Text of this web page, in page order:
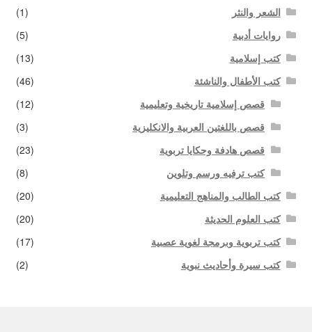
الشعر والنثر
(1)
روايات أدبية
(5)
كتب إسلامية
(13)
كتب الأطفال والناشئة
(46)
قصص إسلامية تاريخية وتعليمية
(12)
قصص باللغتين العربية والانكليزية
(3)
قصص هادفة وحكايا تربوية
(23)
كتب ترفيه ورسم وتلوين
(8)
كتب الطالب والمناهج التعليمية
(20)
كتب العلوم الحديثة
(20)
كتب تربوية وبرمجة لغوية عصبية
(17)
كتب سيرة وأحاديث نبوية
(2)